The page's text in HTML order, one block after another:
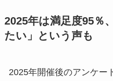
2025年は満足度95％
たい」という声も
2025年開催後のアンケー